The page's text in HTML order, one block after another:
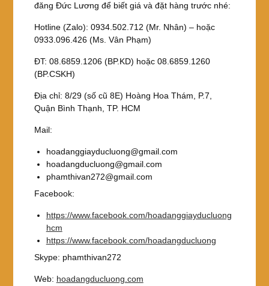
đăng Đức Lương để biết giá và đặt hàng trước nhé:
Hotline (Zalo): 0934.502.712 (Mr. Nhân) – hoặc
0933.096.426 (Ms. Vân Phạm)
ĐT: 08.6859.1206 (BP.KD) hoặc 08.6859.1260
(BP.CSKH)
Địa chỉ: 8/29 (số cũ 8E) Hoàng Hoa Thám, P.7,
Quận Bình Thạnh, TP. HCM
Mail:
hoadanggiayducluong@gmail.com
hoadangducluong@gmail.com
phamthivan272@gmail.com
Facebook:
https://www.facebook.com/hoadanggiayducluong
hcm
https://www.facebook.com/hoadangducluong
Skype: phamthivan272
Web: hoadangducluong.com